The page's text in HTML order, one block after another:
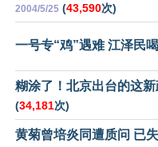
2004/5/25 (43,590次)
一号专“鸡”遇难 江泽民
糊涂了！北京出台的这
(34,181次)
黄菊曾培炎同遭质问 已